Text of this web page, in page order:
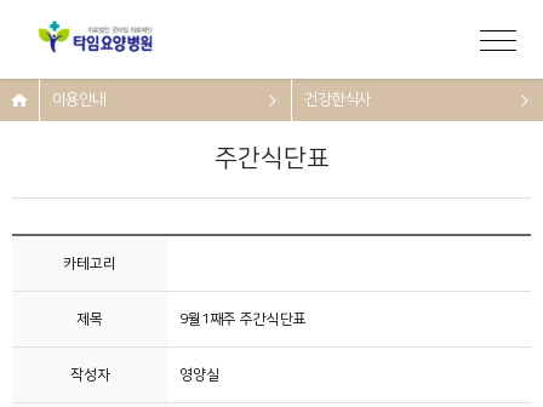
이용안내 건강한식사
주간식단표
카테고리
제목 9월1째주 주간식단표
작성자 영양실